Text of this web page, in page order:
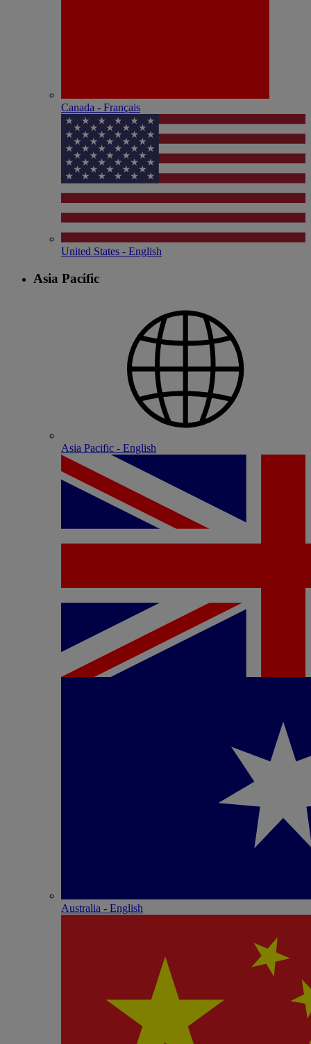
Canada - Français
United States - English
Asia Pacific
Asia Pacific - English
Australia - English